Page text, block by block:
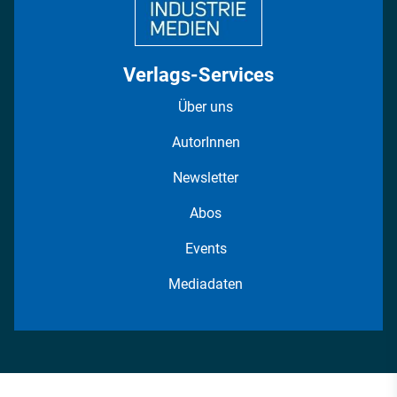
Verlags-Services
Über uns
AutorInnen
Newsletter
Abos
Events
Mediadaten